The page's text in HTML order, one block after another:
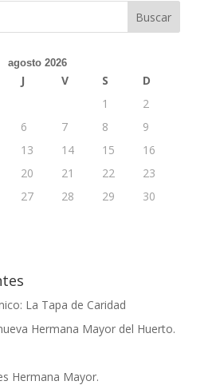
agosto 2026
J V S
D
1
2
6 7 8
9
13 14 15
16
20 21 22
23
27 28 29
30
La Tapa de Caridad
Hermana Mayor del Huerto.
Hermana Mayor.